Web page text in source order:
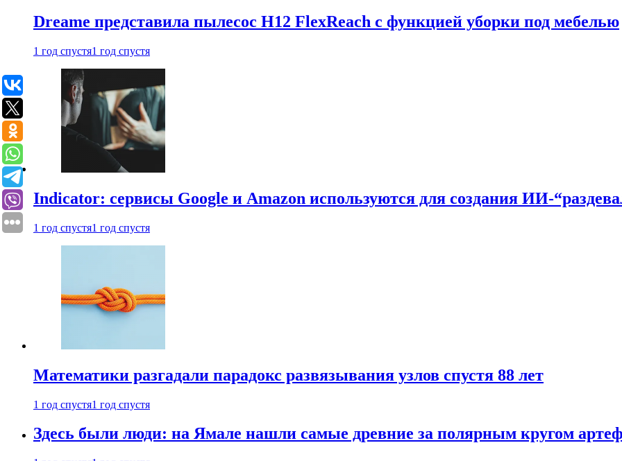
Dreame представила пылесос H12 FlexReach с функцией уборки под мебелью
1 год спустя1 год спустя
Indicator: сервисы Google и Amazon используются для создания ИИ-
1 год спустя1 год спустя
Математики разгадали парадокс развязывания узлов спустя 88 лет
1 год спустя1 год спустя
Здесь были люди: на Ямале нашли самые древние за полярным кругом